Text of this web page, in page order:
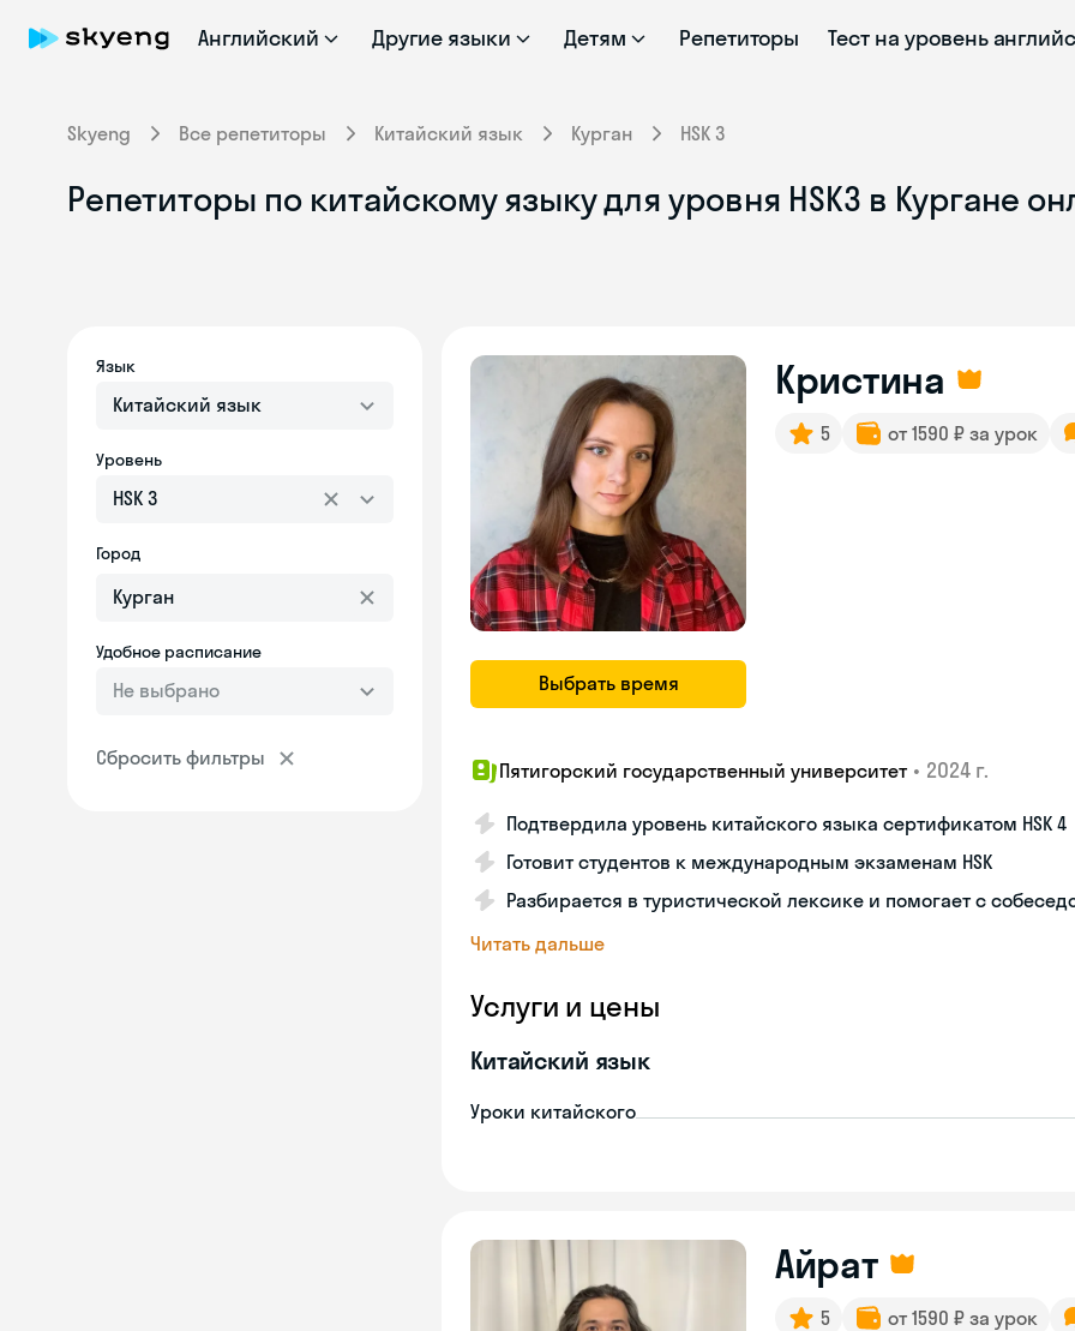
Английский Другие языки Детям Репетиторы Тест на уровень
Skyeng Все репетиторы Китайский язык Курган HSK 3
Репетиторы по китайскому языку для уровня HSK3 в Кургане
Язык
Китайский язык
Уровень
HSK 3
Город
Удобное расписание
Не выбрано
Сбросить фильтры
Выбрать время
Кристина
5 от 1590 ₽ за урок
Пятигорский государственный университет • 2024 г.
Подтвердила уровень китайского языка сертификатом HSK 4
Готовит студентов к международным экзаменам HSK
Разбирается в туристической лексике и помогает с
Читать дальше
Услуги и цены
Китайский язык
Уроки китайского
Айрат
5 от 1590 ₽ за урок